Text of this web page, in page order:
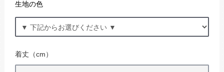
生地の色
着丈（cm）